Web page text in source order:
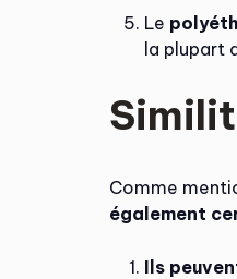
Le
la plupart
Comme
également
Ils